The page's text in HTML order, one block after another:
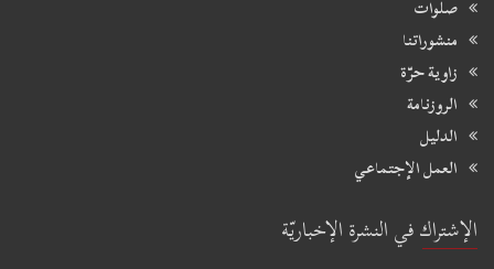
صلوات
منشوراتنا
زاوية حرّة
الروزنامة
الدليل
العمل الإجتماعي
الإشتراك في النشرة الإخباريّة